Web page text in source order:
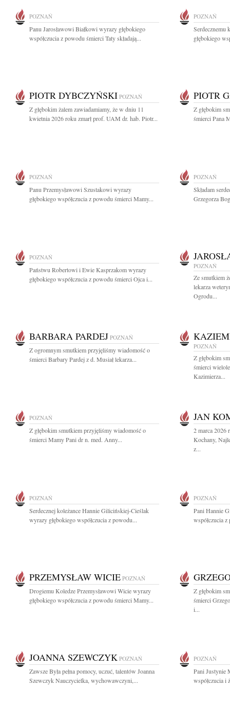
POZNAŃ
Panu Jarosławowi Białkowi wyrazy głębokiego
współczucia z powodu śmierci Taty składają...
POZNAŃ
Serdecznemu
głębokiego
PIOTR DYBCZYŃSKI POZNAŃ
Z głębokim żalem zawiadamiamy, że w dniu 11
kwietnia 2026 roku zmarł prof. UAM dr. hab. Piotr...
PIOTR
Z głębokim
śmierci Pana
POZNAŃ
Panu Przemysławowi Szustakowi wyrazy
głębokiego współczucia z powodu śmierci Mamy...
POZNAŃ
Składam
Grzegorza
POZNAŃ
Państwu Robertowi i Ewie Kasprzakom wyrazy
głębokiego współczucia z powodu śmierci Ojca i...
POZNAŃ
Ze smutkiem
lekarza
Ogrodu...
BARBARA PARDEJ POZNAŃ
Z ogromnym smutkiem przyjęliśmy wiadomość o
śmierci Barbary Pardej z d. Musiał lekarza...
POZNAŃ
Z głębokim
śmierci
Kazimierza...
POZNAŃ
Z głębokim smutkiem przyjęliśmy wiadomość o
śmierci Mamy Pani dr n. med. Anny...
JAN
2 marca 2026
Kochany,
z...
POZNAŃ
Serdecznej koleżance Hannie Gilicińskiej-Cieślak
wyrazy głębokiego współczucia z powodu...
POZNAŃ
Pani Hannie
współczucia
PRZEMYSŁAW WICIE POZNAŃ
Drogiemu Koledze Przemysławowi Wicie wyrazy
głębokiego współczucia z powodu śmierci Mamy...
Z głębokim
śmierci
i...
JOANNA SZEWCZYK POZNAŃ
Zawsze Była pełna pomocy, uczuć, talentów Joanna
Szewczyk Nauczycielka, wychowawczyni,...
POZNAŃ
Pani Justynie
współczucia i